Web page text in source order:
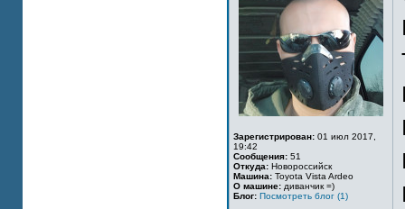
Зарегистрирован: 01 июл 2017,
19:42
Сообщения: 51
Откуда: Новороссийск
Машина: Toyota Vista Ardeo
О машине: диванчик =)
Блог: Посмотреть блог (1)